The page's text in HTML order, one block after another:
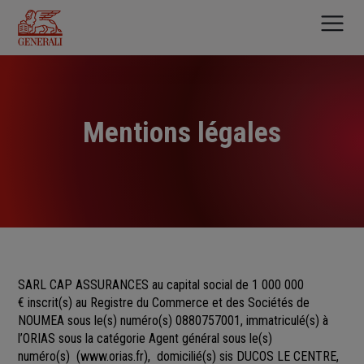
contenu
principal
Mentions légales
SARL CAP ASSURANCES au capital social de 1 000 000
€ inscrit(s) au Registre du Commerce et des Sociétés de
NOUMEA sous le(s) numéro(s) 0880757001, immatriculé(s) à
l’ORIAS sous la catégorie Agent général sous le(s)
numéro(s) (www.orias.fr), domicilié(s) sis DUCOS LE CENTRE,